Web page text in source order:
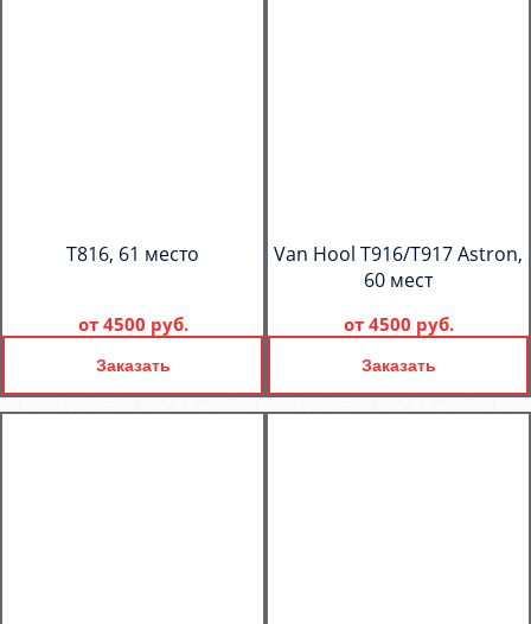
T816, 61 место
от 4500 руб.
Заказать
Van Hool T916/T917 Astron,
60 мест
от 4500 руб.
Заказать